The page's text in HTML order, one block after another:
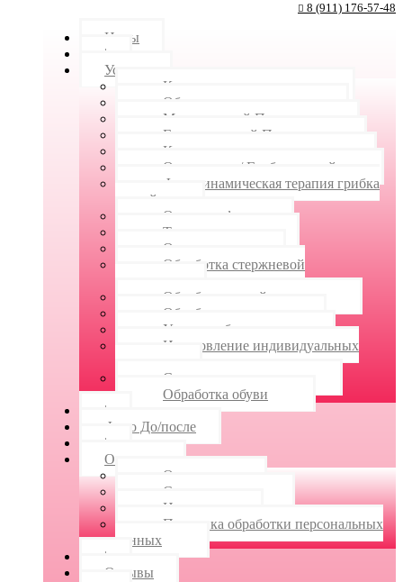
8 (911) 176-57-48
Цены
|
Услуги
Консультация подолога
Обучение на подолога
Медицинский Педикюр
Гигиенический Педикюр
Коррекция вросшего ногтя
Онихомикоз/ Грибок ногтей
Фотодинамическая терапия грибка
ногтей
Онихогрифоз
Травмы ногтя
Ортониксия
Обработка стержневой
Обработка сухой мозоли
Обработка трещин
Удаление бородавок
Изготовление индивидуальных
Силиконовые ортозы
Обработка обуви
|
Фото До/после
|
О центре
О центре
Специалисты
Новости
Политика обработки персональных
данных
|
Отзывы